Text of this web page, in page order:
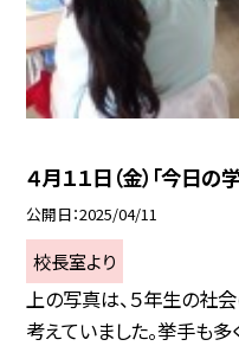
４月１１日（金）「今日の
公開日 2025/04/11
校長室より
上の写真は、５年生の社
考えていました。挙手も多